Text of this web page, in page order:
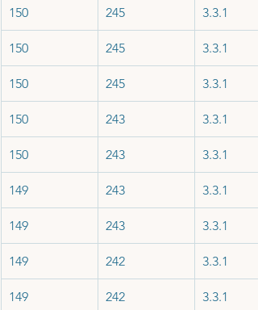
150 245 3.3.1
150 245 3.3.1
150 245 3.3.1
150 243 3.3.1
150 243 3.3.1
149 243 3.3.1
149 243 3.3.1
149 242 3.3.1
149 242 3.3.1